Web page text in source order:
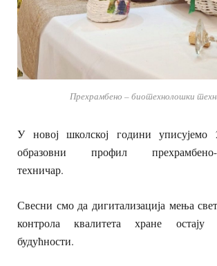
Прехрамбено – биотехнолошки
У новој школској години
образовни профил прехрамбено-
техничар.
Свесни смо да дигитализација мења
контрола квалитета хране
будућности.